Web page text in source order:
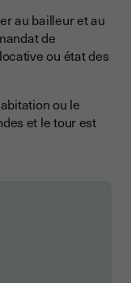
au bailleur et au
de
ou état des
ou le
et le tour est